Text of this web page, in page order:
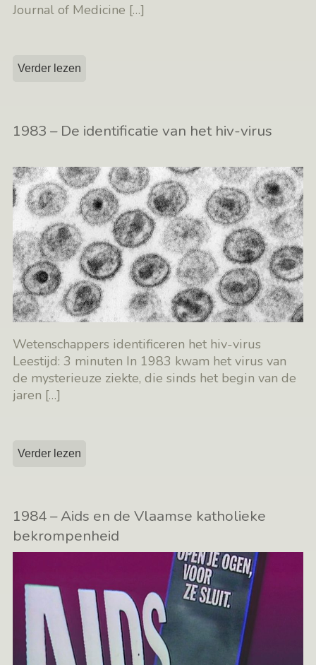
Journal of Medicine […]
Verder lezen
1983 – De identificatie van het hiv-virus
Wetenschappers identificeren het hiv-virus
Leestijd: 3 minuten In 1983 kwam het virus van
de mysterieuze ziekte, die sinds het begin van de
jaren […]
Verder lezen
1984 – Aids en de Vlaamse katholieke
bekrompenheid